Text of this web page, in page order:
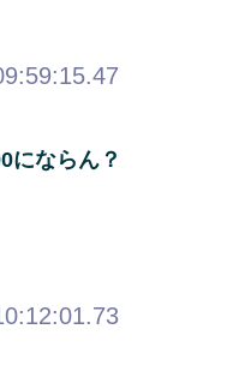
にならん？